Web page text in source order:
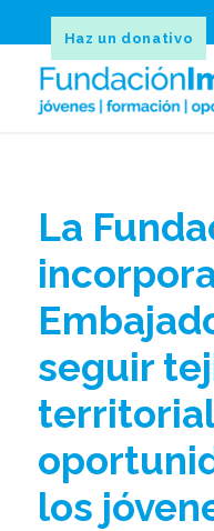
Haz un donativo
La
seguir
los